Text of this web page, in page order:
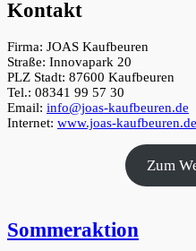
Kontakt
Firma: JOAS Kaufbeuren
Straße: Innovapark 20
PLZ Stadt: 87600 Kaufbeuren
Tel.: 08341 99 57 30
Email: info@joas-kaufbeuren.de
Internet: www.joas-kaufbeuren.de
Zum
Sommeraktion